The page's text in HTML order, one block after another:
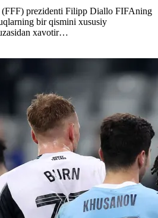
(FFF) prezidenti Filipp Diallo FIFAning
bir qismini xususiy
xavotir…